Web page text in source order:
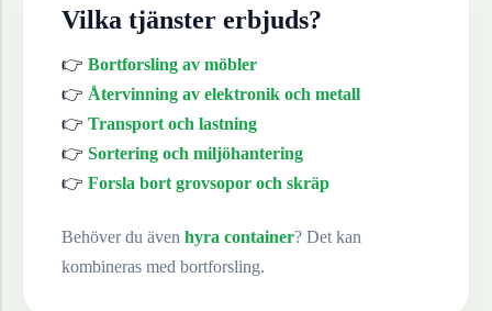
Vilka tjänster erbjuds?
👉 Bortforsling av möbler
👉 Återvinning av elektronik och metall
👉 Transport och lastning
👉 Sortering och miljöhantering
👉 Forsla bort grovsopor och skräp
Behöver du även hyra container? Det kan
kombineras med bortforsling.